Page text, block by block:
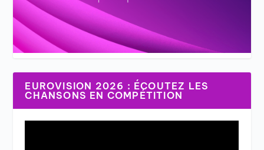
EUROVISION 2026 : ÉCOUTEZ LES
CHANSONS EN COMPÉTITION